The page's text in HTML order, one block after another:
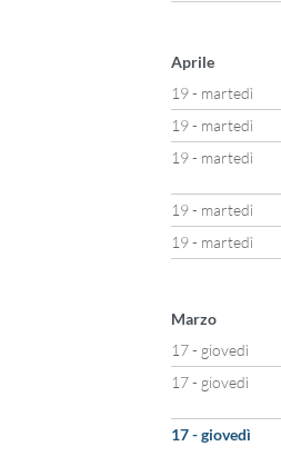
Aprile
19 - martedì
19 - martedì
19 - martedì
19 - martedì
19 - martedì
Marzo
17 - giovedì
17 - giovedì
17 - giovedì